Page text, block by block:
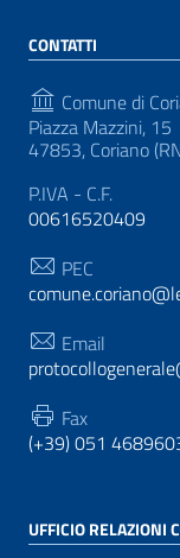
CONTATTI
Comune di
Piazza Mazzini, 15
47853, Coriano
P.IVA - C.F.
00616520409
PEC
Email
Fax
(+39) 051
UFFICIO RELAZIONI